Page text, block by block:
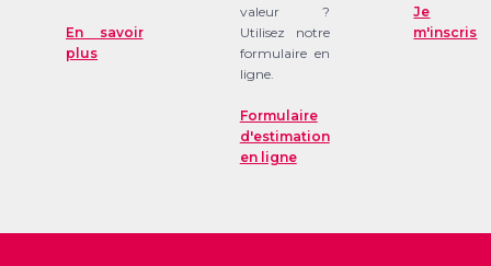
En savoir
plus
valeur ?
Utilisez notre
formulaire en
ligne.
Formulaire
d'estimation
en ligne
Je
m'inscris